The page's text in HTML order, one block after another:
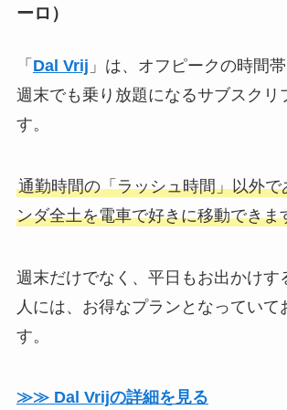
ーロ）
「 Dal Vrij 」は、オフピークの時間
週末でも乗り放題になるサブスクリ
す。
通勤時間の「ラッシュ時間」以外で
ンダ全土を電車で好きに移動できま
週末だけでなく、平日もお出かけす
人には、お得なプランとなっていて
す。
≫≫ Dal Vrijの詳細を見る